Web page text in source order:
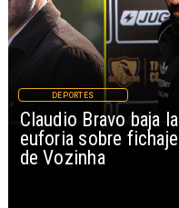
Claudio Bravo baja la
euforia sobre fichaje
de Vozinha
DEPORTES